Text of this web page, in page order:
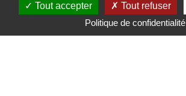
Nos magasins
Tout accepter
Tout refuser
Politique de confidentialité